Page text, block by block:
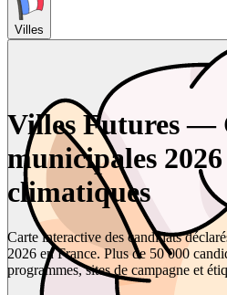
Villes
Villes Futures —
municipales
climatiques
Carte interactive des candidats
2026 en France. Plus de 50 000
programmes, sites de campagne et